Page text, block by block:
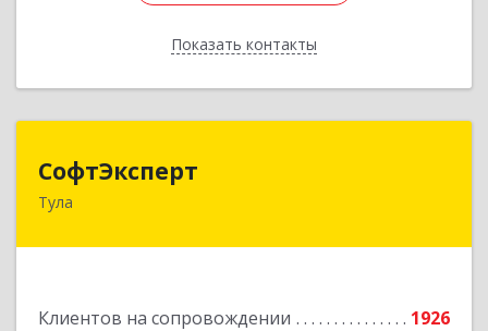
Показать контакты
Назад
СофтЭксперт
Тула
Клиентов на сопровождении
1926
300013, Тульская обл, Тула г, Болдина ул, дом №